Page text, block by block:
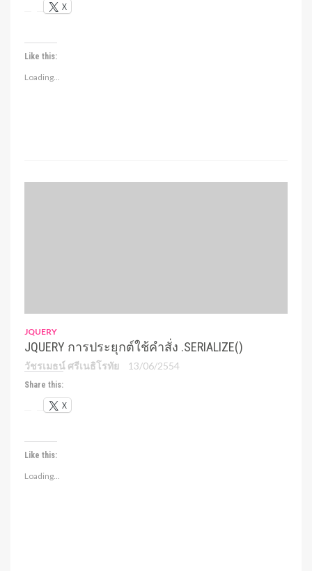
X
Like this:
Loading...
JQUERY
JQUERY การประยุกต์ใช้คำสั่ง .SERIALIZE()
วัชรเมธน์ ศรีเนธิโรทัย 13/06/2554
Share this:
X
Like this:
Loading...